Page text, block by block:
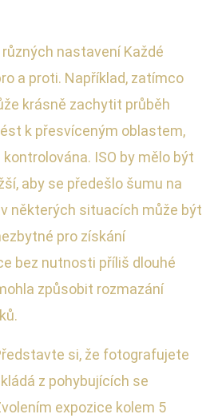
nastavení Každé
a proti. Například, zatímco
krásně zachytit průběh
k přesvíceným oblastem,
ISO by mělo být
aby se předešlo šumu na
některých situacích může být
pro získání
bez nutnosti příliš dlouhé
způsobit rozmazání
si, že fotografujete
z pohybujících se
expozice kolem 5